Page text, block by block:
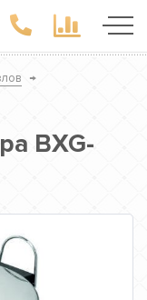
→
BXG-